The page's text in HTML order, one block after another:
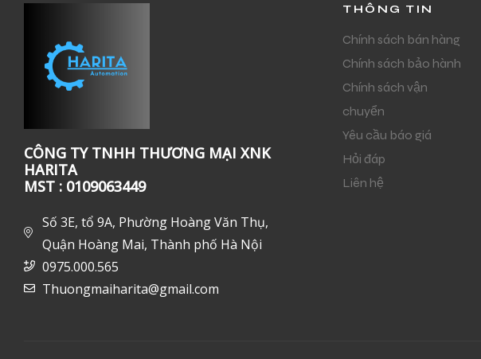
CÔNG TY TNHH THƯƠNG MẠI XNK
HARITA
MST : 0109063449
Số 3E, tổ 9A, Phường Hoàng Văn Thụ,
Quận Hoàng Mai, Thành phố Hà Nội
0975.000.565
Thuongmaiharita@gmail.com
THÔNG TIN
Chính sách bán hàng
Chính sách bảo hành
Chính sách vận
chuyển
Yêu cầu báo giá
Hỏi đáp
Liên hệ